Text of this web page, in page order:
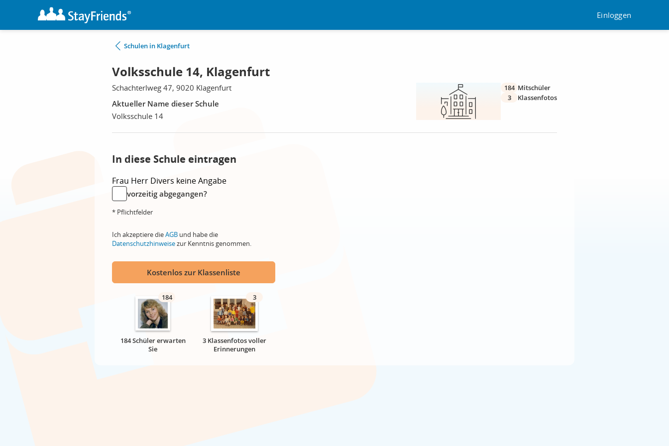
Einloggen
Schulen in Klagenfurt
Volksschule 14, Klagenfurt
Schachterlweg 47, 9020 Klagenfurt
Aktueller Name dieser Schule
Volksschule 14
184 Mitschüler
3
Klassenfotos
In diese Schule eintragen
Frau Herr Divers keine Angabe
vorzeitig abgegangen?
* Pflichtfelder
Ich akzeptiere dieAGB und habe die
Datenschutzhinweisezur Kenntnis genommen.
Kostenlos zur Klassenliste
184
184 Schüler erwarten
Sie
3
3 Klassenfotos voller
Erinnerungen